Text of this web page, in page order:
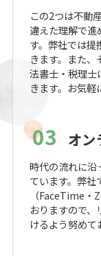
この2つは不動
違えた理解で進
す。弊社では
きます。また
法書士・税理士
きます。お気軽
03 オン
時代の流れに沿
ています。弊社
（FaceTime
おりますので
けるよう努めて